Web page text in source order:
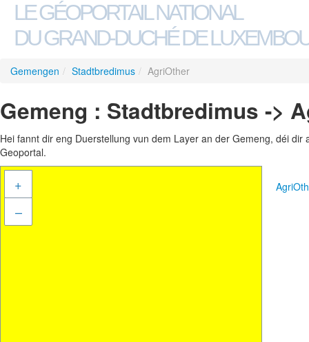
LE GÉOPORTAIL NATIONAL
DU GRAND-DUCHÉ DE
Gemengen / Stadtbredimus / AgriOther
Gemeng : Stadtbredimus ->
Hei fannt dir eng Duerstellung vun dem Layer an der Gemeng, déi
Geoportal.
+
–